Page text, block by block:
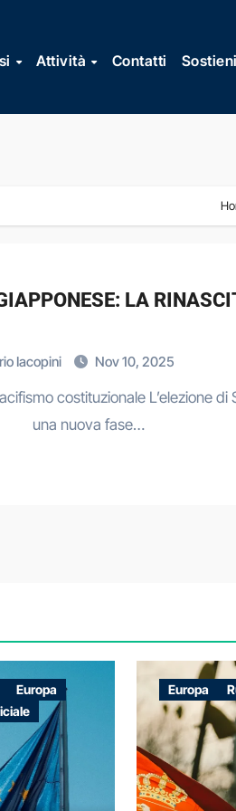
Attività Contatti
LA
Iacopini Nov 10, 2025
costituzionale L’elezione di
una nuova fase…
Europa
Europa